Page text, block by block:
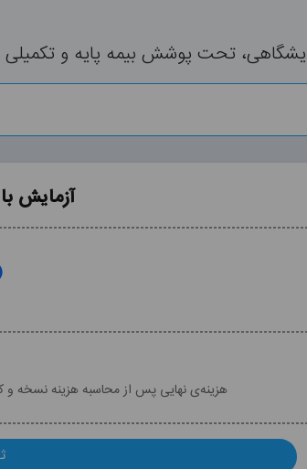
تحت پوشش بیمه پایه و تکمیلی
آزمایش
هزینه‌ی نهایی پس از محاسبه هزینه نسخه و